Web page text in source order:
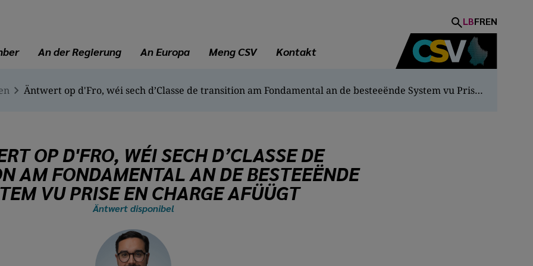
LBFREN
An der Regierung An Europa Meng CSV Kontakt
Äntwert op d'Fro, wéi sech d’Classe de transition am Fondamental an de besteeënde System vu Prise en charge afüügt
OP D'FRO, WÉI SECH D’CLASSE DE
AM FONDAMENTAL AN DE BESTEEËNDE
VU PRISE EN CHARGE AFÜÜGT
Äntwert disponibel